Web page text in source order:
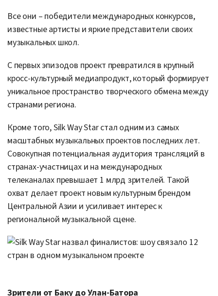
Все они – победители международных конкурсов,
известные артисты и яркие представители своих
музыкальных школ.
С первых эпизодов проект превратился в крупный
кросс-культурный медиапродукт, который формирует
уникальное пространство творческого обмена между
странами региона.
Кроме того, Silk Way Star стал одним из самых
масштабных музыкальных проектов последних лет.
Совокупная потенциальная аудитория трансляций в
странах-участницах и на международных
телеканалах превышает 1 млрд зрителей. Такой
охват делает проект новым культурным брендом
Центральной Азии и усиливает интерес к
региональной музыкальной сцене.
Зрители от Баку до Улан-Батора